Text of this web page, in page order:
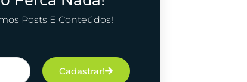
Posts E Conteúdos!
Cadastrar!